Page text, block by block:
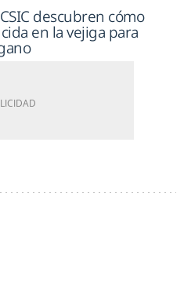
descubren cómo
en la vejiga para